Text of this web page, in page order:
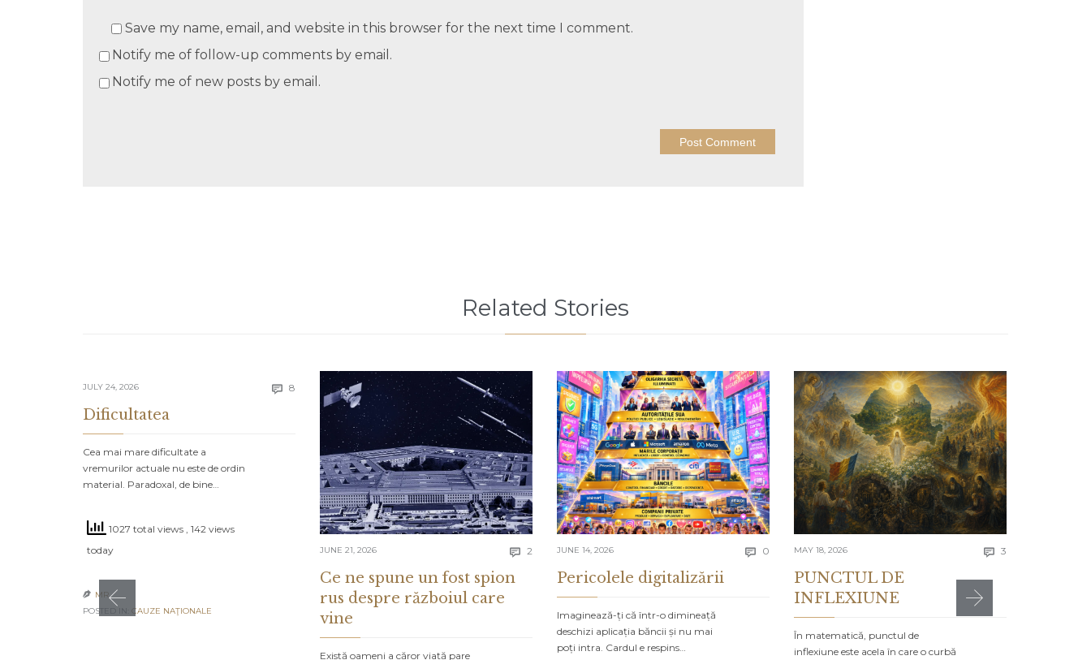
Save my name, email, and website in this browser for the next time I comment.
Notify me of follow-up comments by email.
Notify me of new posts by email.
Related Stories
JULY 24, 2026  8 Comments
Dificultatea
Cea mai mare dificultate a
vremurilor actuale nu este de ordin
material. Paradoxal, de bine…
1027 total views , 142 views
today
 MR
POSTED IN: CAUZE NAŢIONALE
JUNE 21, 2026  2 Comments
Ce ne spune un fost spion
rus despre războiul care
vine
Există oameni a căror viață pare
JUNE 14, 2026  0 Comments
Pericolele digitalizării
Imaginează-ți că într-o dimineață
deschizi aplicația băncii și nu mai
poți intra. Cardul e respins…
MAY 18, 2026  3
PUNCTUL DE
INFLEXIUNE
În matematică, punctul de
inflexiune este acela în care o curbă